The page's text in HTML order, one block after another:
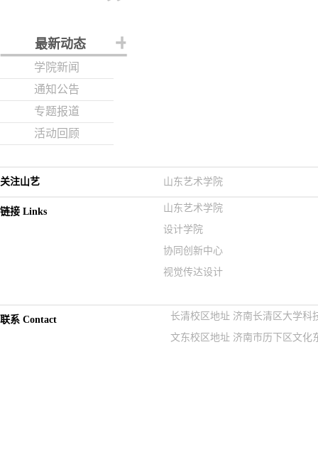
最新动态
学院新闻
通知公告
专题报道
活动回顾
关注山艺 山东艺术学院
链接 Links
山东艺术学院
设计学院
协同创新中心
视觉传达设计
联系 Contact
长清校区地址 济南长清区大学科
文东校区地址 济南市历下区文化